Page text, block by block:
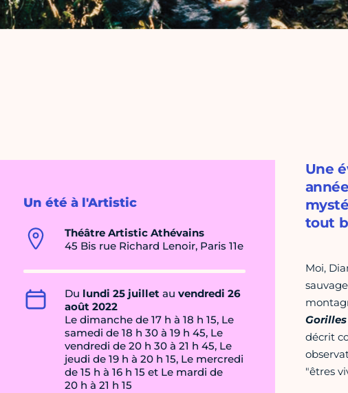
Un été à l'Artistic
Théâtre Artistic Athévains
45 Bis rue Richard Lenoir, Paris 11e
Du lundi 25 juillet au vendredi 26
août 2022
Le dimanche de 17 h à 18 h 15, Le
samedi de 18 h 30 à 19 h 45, Le
vendredi de 20 h 30 à 21 h 45, Le
jeudi de 19 h à 20 h 15, Le mercredi
de 15 h à 16 h 15 et Le mardi de
20 h à 21 h 15
Une
tout
Moi,
décrit
"êtres